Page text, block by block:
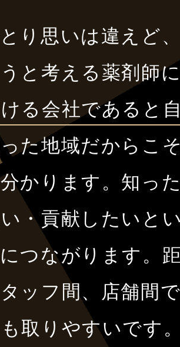
り思いは違えど
と考える薬剤師
る会社であると
た地域だからこ
かります。知っ
・貢献したいと
つながります。
ッフ間、店舗間
取りやすいです